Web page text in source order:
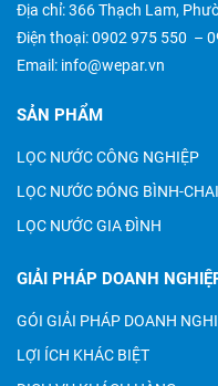
Địa chỉ: 366 Thạch Lam,
Điện thoại:0902 975 550 –
Email: info@wepar.vn
SẢN PHẨM
LỌC NƯỚC CÔNG NGHIỆP
LỌC NƯỚC ĐÓNG BÌNH-CHAI
LỌC NƯỚC GIA ĐÌNH
GIẢI PHÁP DOANH
GÓI GIẢI PHÁP DOANH
LỢI ÍCH KHÁC BIỆT